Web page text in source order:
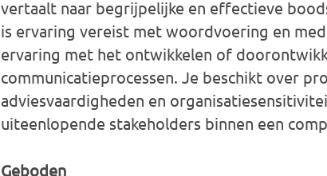
vertaalt naar begrijpelijke en effectieve
is ervaring vereist met woordvoering en
ervaring met het ontwikkelen of
communicatieprocessen. Je beschikt over
adviesvaardigheden en
uiteenlopende stakeholders binnen een
Geboden